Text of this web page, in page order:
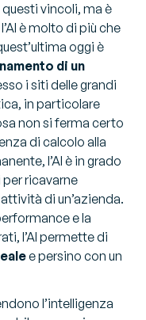
vincoli, ma è
è molto di più che
oggi è
di un
i siti delle grandi
in particolare
non si ferma certo
di calcolo alla
l’AI è in grado
ricavarne
di un’azienda.
e la
l’AI permette di
e persino con un
l’intelligenza